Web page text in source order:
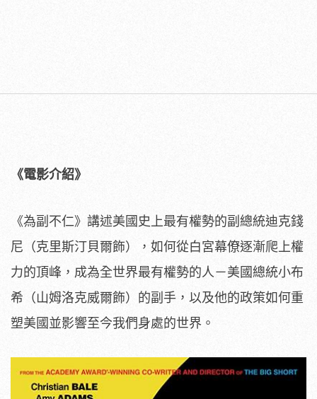
《電影介紹》
《為副不仁》講述美國史上最有權勢的副總統迪克錢
尼（克里斯汀貝爾飾），如何從白宮幕僚逐漸爬上權
力的頂峰， 成為全世界最有權勢的人－美國總統小布
希（山姆洛克威爾飾）的副手， 以及他的政策如何重
塑美國並影響至今我們身處的世界。